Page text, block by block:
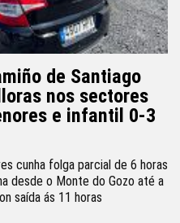
de Santiago
nos sectores
e infantil 0-3
cunha folga parcial de 6 horas
desde o Monte do Gozo até a
saída ás 11 horas